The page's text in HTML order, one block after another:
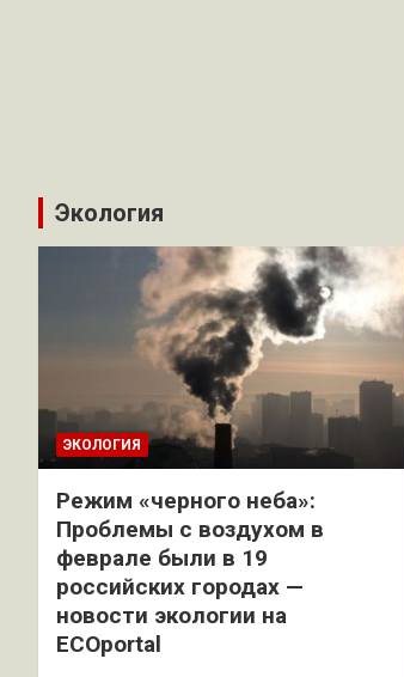
Экология
ЭКОЛОГИЯ
Режим «черного неба»:
Проблемы с воздухом в
феврале были в 19
российских городах —
новости экологии на
ECOportal